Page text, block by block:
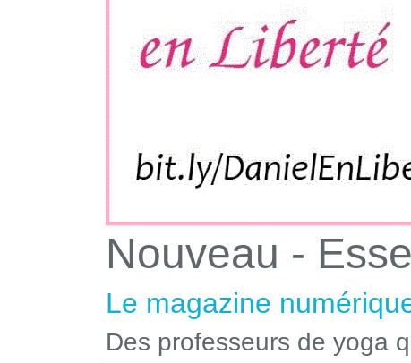
Nouveau -
Le magazine
Des professeurs de yoga